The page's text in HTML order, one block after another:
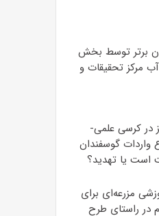
برتر توسط بخش
مرکز تحقیقات و
در کرسی علمی-
واردات گوسفندان
است یا تهدید؟
مزرعه‌ای برای
در راستای طرح